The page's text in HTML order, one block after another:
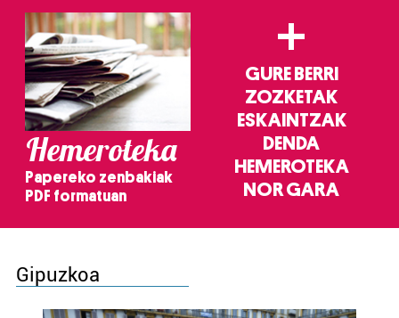
Hemeroteka
Papereko zenbakiak
PDF formatuan
+
GURE BERRI
ZOZKETAK
ESKAINTZAK
DENDA
HEMEROTEKA
NOR GARA
Gipuzkoa